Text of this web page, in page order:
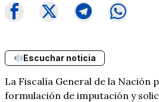
Escuchar noticia
La Fiscalía General de la Nación
formulación de imputación y